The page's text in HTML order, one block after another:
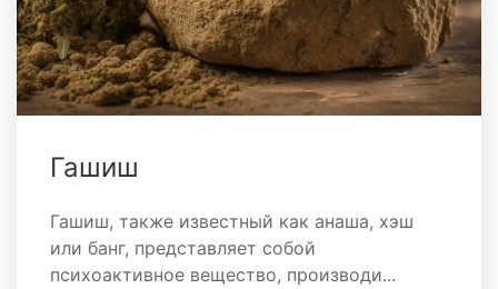
Гашиш
Гашиш, также известный как анаша, хэш
или банг, представляет собой
психоактивное вещество, производи...